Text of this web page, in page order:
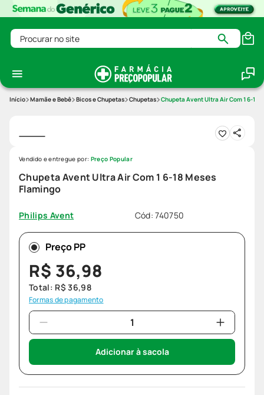
Procurar no site
Mamãe e Bebê Bicos e Chupetas Chupetas Chupeta Avent Ultra Air Com 1 6-18
Chupeta Avent Ultra Air Com 1 6-18 Meses
Flamingo
Philips Avent Cód:740750
Vendido e entregue por: Preço Popular
Preço PP
R$ 36,98
Total: R$ 36,98
Formas de pagamento
Adicionar à sacola